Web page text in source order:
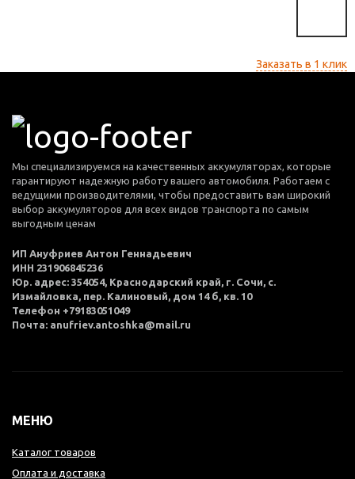
Заказать в 1 клик
Мы специализируемся на качественных аккумуляторах, которые
гарантируют надежную работу вашего автомобиля. Работаем с
ведущими производителями, чтобы предоставить вам широкий
выбор аккумуляторов для всех видов транспорта по самым
выгодным ценам
ИП Ануфриев Антон Геннадьевич
ИНН 231906845236
Юр. адрес: 354054, Краснодарский край, г. Сочи, с.
Измайловка, пер. Калиновый, дом 14 б, кв. 10
Телефон +79183051049
Почта: anufriev.antoshka@mail.ru
МЕНЮ
Каталог товаров
Оплата и доставка